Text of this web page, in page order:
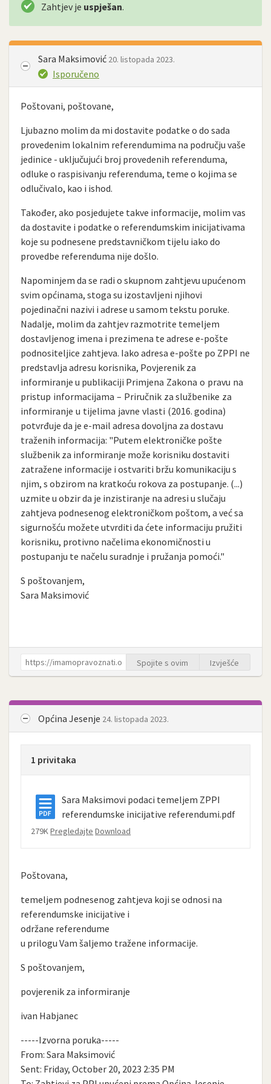
Zahtjev je uspješan.
Sara Maksimović 20. listopada 2023.
Isporučeno
Poštovani, poštovane,
Ljubazno molim da mi dostavite podatke o do sada
provedenim lokalnim referendumima na području vaše
jedinice - uključujući broj provedenih referenduma,
odluke o raspisivanju referenduma, teme o kojima se
odlučivalo, kao i ishod.
Također, ako posjedujete takve informacije, molim vas
da dostavite i podatke o referendumskim inicijativama
koje su podnesene predstavničkom tijelu iako do
provedbe referenduma nije došlo.
Napominjem da se radi o skupnom zahtjevu upućenom
svim općinama, stoga su izostavljeni njihovi
pojedinačni nazivi i adrese u samom tekstu poruke.
Nadalje, molim da zahtjev razmotrite temeljem
dostavljenog imena i prezimena te adrese e-pošte
podnositeljice zahtjeva. Iako adresa e-pošte po ZPPI ne
predstavlja adresu korisnika, Povjerenik za
informiranje u publikaciji Primjena Zakona o pravu na
pristup informacijama – Priručnik za službenike za
informiranje u tijelima javne vlasti (2016. godina)
potvrđuje da je e-mail adresa dovoljna za dostavu
traženih informacija: "Putem elektroničke pošte
službenik za informiranje može korisniku dostaviti
zatražene informacije i ostvariti bržu komunikaciju s
njim, s obzirom na kratkoću rokova za postupanje. (...)
uzmite u obzir da je inzistiranje na adresi u slučaju
zahtjeva podnesenog elektroničkom poštom, a već sa
sigurnošću možete utvrditi da ćete informaciju pružiti
korisniku, protivno načelima ekonomičnosti u
postupanju te načelu suradnje i pružanja pomoći."
S poštovanjem,
Sara Maksimović
Spojite s ovim Izvješće
Općina Jesenje 24. listopada 2023.
1 privitaka
Sara Maksimovi podaci temeljem ZPPI
referendumske inicijative referendumi.pdf
279KPregledajte Download
Poštovana,
temeljem podnesenog zahtjeva koji se odnosi na
referendumske inicijative i
održane referendume
u prilogu Vam šaljemo tražene informacije.
S poštovanjem,
povjerenik za informiranje
ivan Habjanec
-----Izvorna poruka-----
From: Sara Maksimović
Sent: Friday, October 20, 2023 2:35 PM